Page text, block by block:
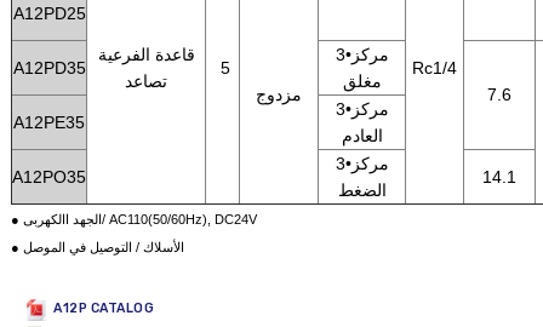
قاعدة الفرعية
تصاعد
5 Rc1/4
A12PD25
مزدوج
A12PD35
3•مركز
مغلق
7.6
A12PE35
3•مركز
العادم
A12PO35
3•مركز
الضغط
14.1
● الجهد االكهربى/ AC110(50/60Hz), DC24V
● الأسلاك / التوصيل في الموصل
A12P CATALOG